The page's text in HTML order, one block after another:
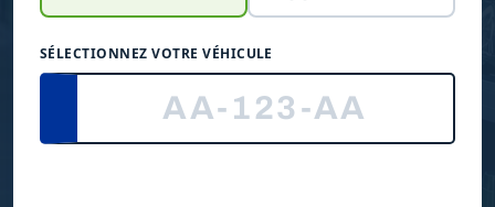
SÉLECTIONNEZ VOTRE VÉHICULE